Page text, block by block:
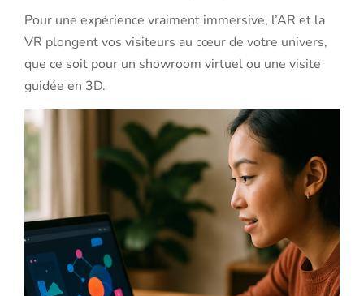
Pour une expérience vraiment immersive, l’AR et la
VR plongent vos visiteurs au cœur de votre univers,
que ce soit pour un showroom virtuel ou une visite
guidée en 3D.